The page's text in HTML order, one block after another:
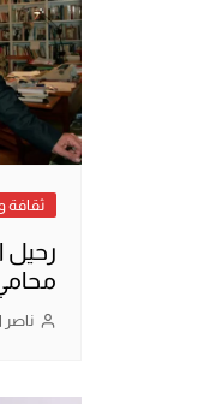
ثقافة
رحيل